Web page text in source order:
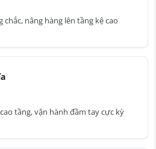
nâng hàng lên tầng kệ cao
tầng, vận hành đầm tay cực kỳ